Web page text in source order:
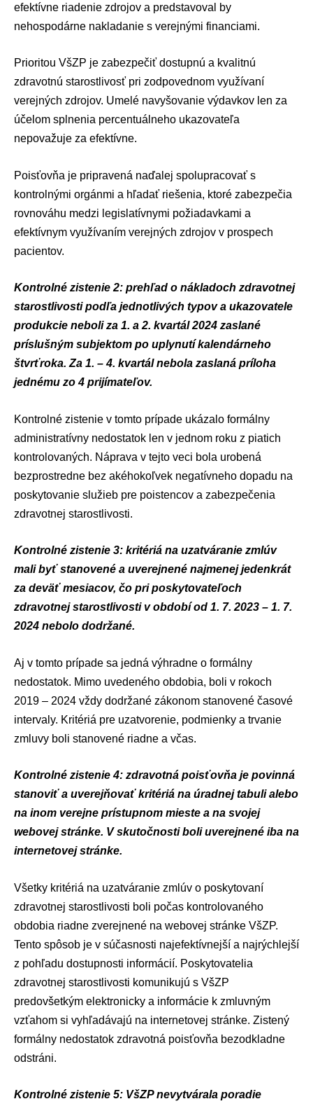
efektívne riadenie zdrojov a predstavoval by
nehospodárne nakladanie s verejnými financiami.
Prioritou VšZP je zabezpečiť dostupnú a kvalitnú
zdravotnú starostlivosť pri zodpovednom využívaní
verejných zdrojov. Umelé navyšovanie výdavkov len za
účelom splnenia percentuálneho ukazovateľa
nepovažuje za efektívne.
Poisťovňa je pripravená naďalej spolupracovať s
kontrolnými orgánmi a hľadať riešenia, ktoré zabezpečia
rovnováhu medzi legislatívnymi požiadavkami a
efektívnym využívaním verejných zdrojov v prospech
pacientov.
Kontrolné zistenie 2: prehľad o nákladoch zdravotnej
starostlivosti podľa jednotlivých typov a ukazovatele
produkcie neboli za 1. a 2. kvartál 2024 zaslané
príslušným subjektom po uplynutí kalendárneho
štvrťroka. Za 1. – 4. kvartál nebola zaslaná príloha
jednému zo 4 prijímateľov.
Kontrolné zistenie v tomto prípade ukázalo formálny
administratívny nedostatok len v jednom roku z piatich
kontrolovaných. Náprava v tejto veci bola urobená
bezprostredne bez akéhokoľvek negatívneho dopadu na
poskytovanie služieb pre poistencov a zabezpečenia
zdravotnej starostlivosti.
Kontrolné zistenie 3: kritériá na uzatváranie zmlúv
mali byť stanovené a uverejnené najmenej jedenkrát
za deväť mesiacov, čo pri poskytovateľoch
zdravotnej starostlivosti v období od 1. 7. 2023 – 1. 7.
2024 nebolo dodržané.
Aj v tomto prípade sa jedná výhradne o formálny
nedostatok. Mimo uvedeného obdobia, boli v rokoch
2019 – 2024 vždy dodržané zákonom stanovené časové
intervaly. Kritériá pre uzatvorenie, podmienky a trvanie
zmluvy boli stanovené riadne a včas.
Kontrolné zistenie 4: zdravotná poisťovňa je povinná
stanoviť a uverejňovať kritériá na úradnej tabuli alebo
na inom verejne prístupnom mieste a na svojej
webovej stránke. V skutočnosti boli uverejnené iba na
internetovej stránke.
Všetky kritériá na uzatváranie zmlúv o poskytovaní
zdravotnej starostlivosti boli počas kontrolovaného
obdobia riadne zverejnené na webovej stránke VšZP.
Tento spôsob je v súčasnosti najefektívnejší a najrýchlejší
z pohľadu dostupnosti informácií. Poskytovatelia
zdravotnej starostlivosti komunikujú s VšZP
predovšetkým elektronicky a informácie k zmluvným
vzťahom si vyhľadávajú na internetovej stránke. Zistený
formálny nedostatok zdravotná poisťovňa bezodkladne
odstráni.
Kontrolné zistenie 5: VšZP nevytvárala poradie